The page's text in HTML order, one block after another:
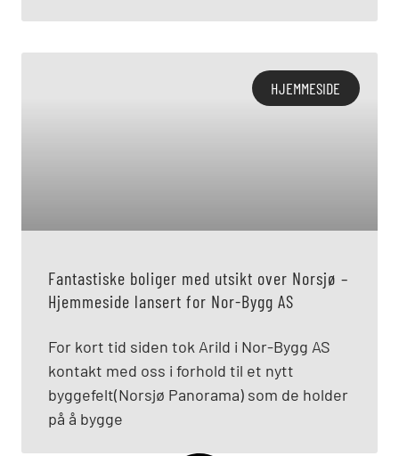
HJEMMESIDE
Fantastiske boliger med utsikt over Norsjø –
Hjemmeside lansert for Nor-Bygg AS
For kort tid siden tok Arild i Nor-Bygg AS
kontakt med oss i forhold til et nytt
byggefelt(Norsjø Panorama) som de holder
på å bygge